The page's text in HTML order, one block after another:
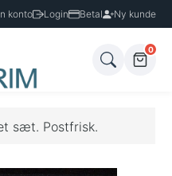
konto Login Betal Ny kunde
0
sæt. Postfrisk.